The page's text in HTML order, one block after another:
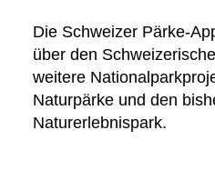
Die Schweizer Pärke-
über den
weitere
Naturpärke und den
Naturerlebnispark.